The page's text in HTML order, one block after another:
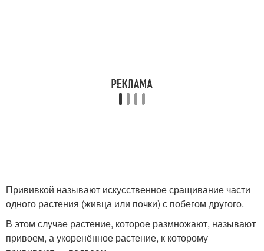
Прививкой называют искусственное сращивание части
одного растения (живца или почки) с побегом другого.
В этом случае растение, которое размножают, называют
привоем, а укоренённое растение, к которому